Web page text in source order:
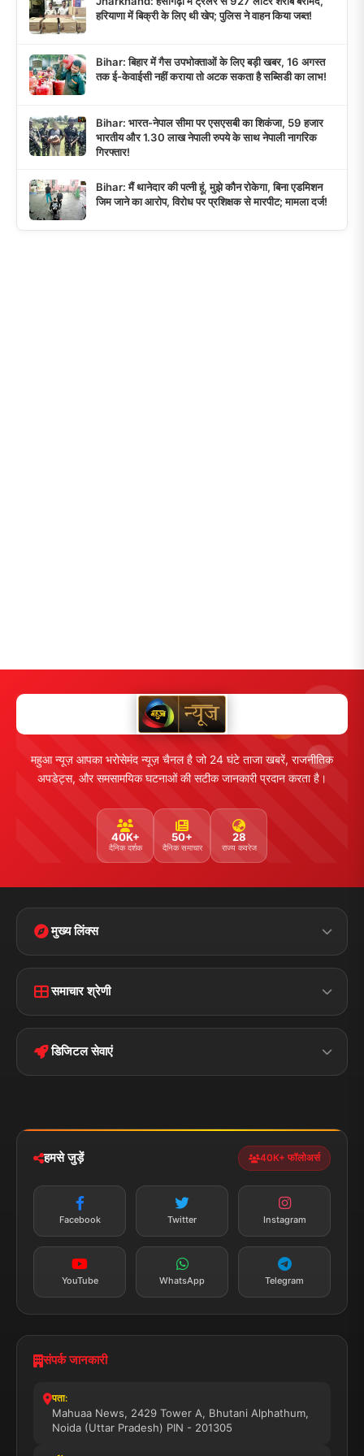
हरियाणा में बिक्री के लिए थी खेप; पुलिस ने वाहन किया जब्त!
Bihar: बिहार में गैस उपभोक्ताओं के लिए बड़ी खबर, 16 अगस्त
तक ई-केवाईसी नहीं कराया तो अटक सकता है सब्सिडी का लाभ!
Bihar: भारत-नेपाल सीमा पर एसएसबी का शिकंजा, 59 हजार
भारतीय और 1.30 लाख नेपाली रुपये के साथ नेपाली नागरिक
गिरफ्तार!
Bihar: मैं थानेदार की पत्नी हूं, मुझे कौन रोकेगा, बिना एडमिशन
जिम जाने का आरोप, विरोध पर प्रशिक्षक से मारपीट; मामला दर्ज!
महुआ न्यूज़ आपका भरोसेमंद न्यूज़ चैनल है जो 24 घंटे ताजा खबरें, राजनीतिक
अपडेट्स, और समसामयिक घटनाओं की सटीक जानकारी प्रदान करता है।
40K+
दैनिक दर्शक
50+
दैनिक समाचार
28
राज्य कवरेज
मुख्य लिंक्स
Disclaimer
Terms &
Privacy Policy
समाचार श्रेणी
पॉलिटिकल झारखण्ड
डिजिटल सेवाएं
न्यूज़ अलर्ट
सब्सक्राइब करें
हमसे जुड़ें 40K+ फॉलोअर्स
Facebook Twitter Instagram
YouTube WhatsApp Telegram
संपर्क जानकारी
पता:
Mahuaa News, 2429 Tower A, Bhutani Alphathum,
Noida (Uttar Pradesh) PIN - 201305